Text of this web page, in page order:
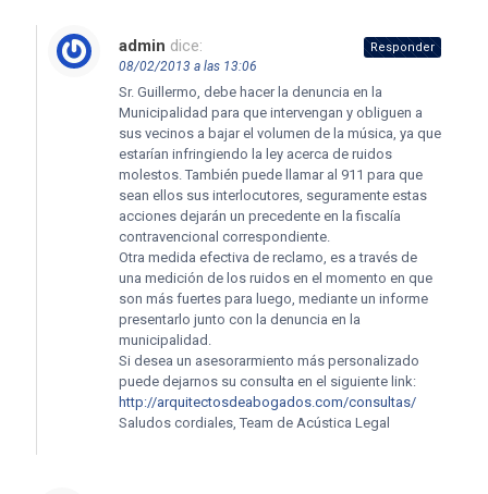
admin dice:
08/02/2013 a las 13:06
Sr. Guillermo, debe hacer la denuncia en la
Municipalidad para que intervengan y obliguen a
sus vecinos a bajar el volumen de la música, ya que
estarían infringiendo la ley acerca de ruidos
molestos. También puede llamar al 911 para que
sean ellos sus interlocutores, seguramente estas
acciones dejarán un precedente en la fiscalía
contravencional correspondiente.
Otra medida efectiva de reclamo, es a través de
una medición de los ruidos en el momento en que
son más fuertes para luego, mediante un informe
presentarlo junto con la denuncia en la
municipalidad.
Si desea un asesorarmiento más personalizado
puede dejarnos su consulta en el siguiente link:
http://arquitectosdeabogados.com/consultas/
Saludos cordiales, Team de Acústica Legal
Responder